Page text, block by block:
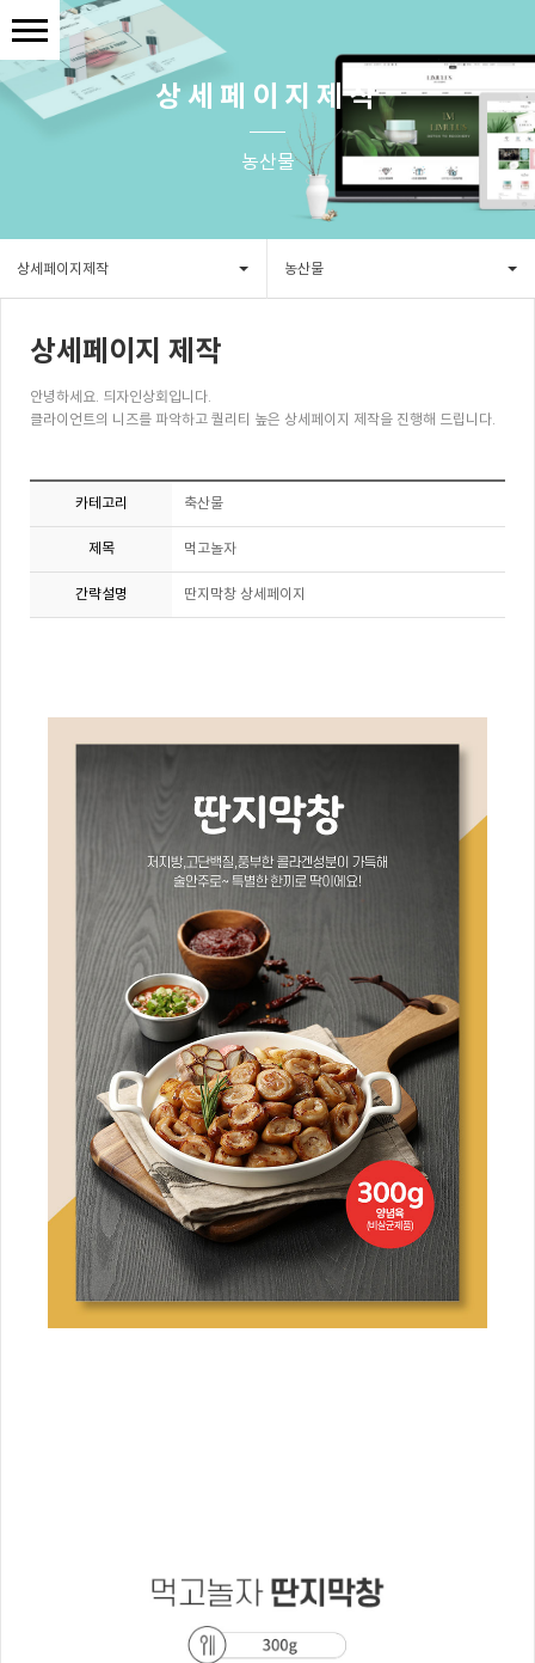
상세페이지제작
농산물
상세페이지제작 농산물
상세페이지 제작
안녕하세요. 듸자인상회입니다.
클라이언트의 니즈를 파악하고 퀄리티 높은 상세페이지 제작을 진행해 드립니다.
카테고리 축산물
제목 먹고놀자
간략설명 딴지막창 상세페이지